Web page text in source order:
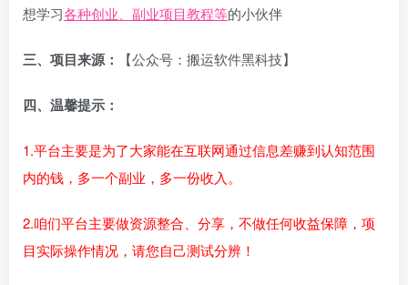
想学习各种创业、副业项目教程等的小伙伴
三、项目来源： 【公众号：搬运软件黑科技】
四、温馨提示：
1.平台主要是为了大家能在互联网通过信息差赚到认知范围
内的钱，多一个副业，多一份收入。
2.咱们平台主要做资源整合、分享，不做任何收益保障，项
目实际操作情况，请您自己测试分辨！